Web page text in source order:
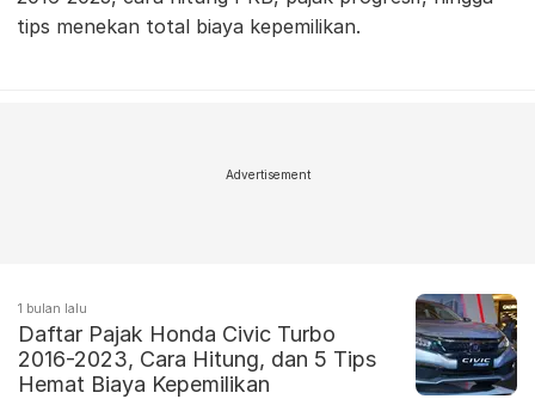
tips menekan total biaya kepemilikan.
Advertisement
1 bulan lalu
Daftar Pajak Honda Civic Turbo
2016-2023, Cara Hitung, dan 5 Tips
Hemat Biaya Kepemilikan